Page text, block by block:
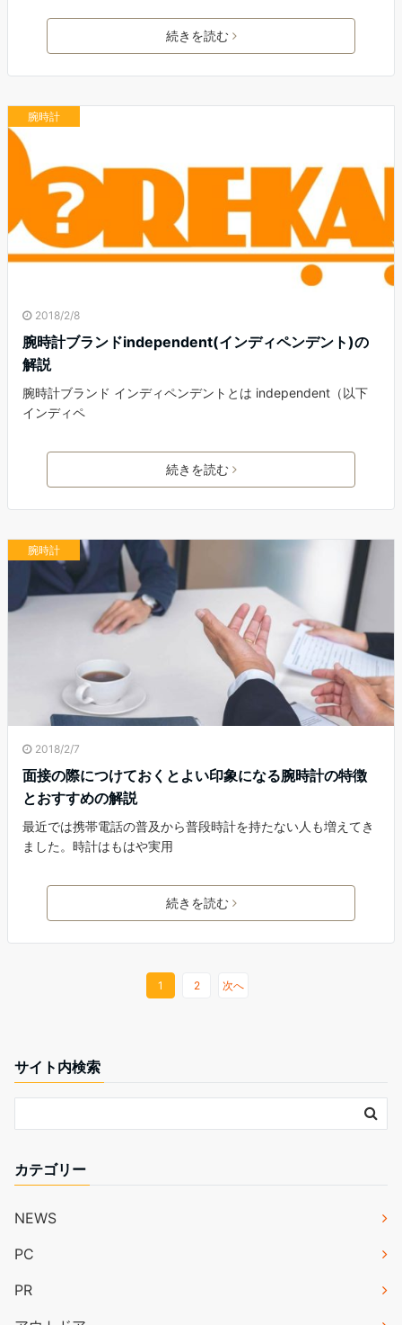
続きを読む
腕時計
2018/2/8
腕時計ブランドindependent(インディペンデント)の
解説
腕時計ブランド インディペンデントとは independent（以下
インディペ
続きを読む
腕時計
2018/2/7
面接の際につけておくとよい印象になる腕時計の特徴
とおすすめの解説
最近では携帯電話の普及から普段時計を持たない人も増えてき
ました。時計はもはや実用
続きを読む
1 2 次へ
サイト内検索
カテゴリー
NEWS
PC
PR